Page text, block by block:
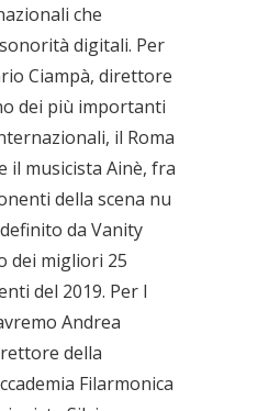
che
digitali. Per
Ciampà, direttore
dei più importanti
il Roma
il musicista Ainè, fra
della scena nu
da Vanity
dei migliori 25
del 2019. Per I
Andrea
della
Filarmonica